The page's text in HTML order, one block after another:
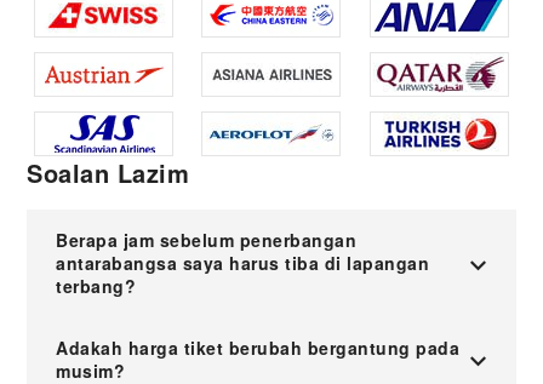
Soalan Lazim
Berapa jam sebelum penerbangan
antarabangsa saya harus tiba di lapangan
terbang?
Adakah harga tiket berubah bergantung pada
musim?